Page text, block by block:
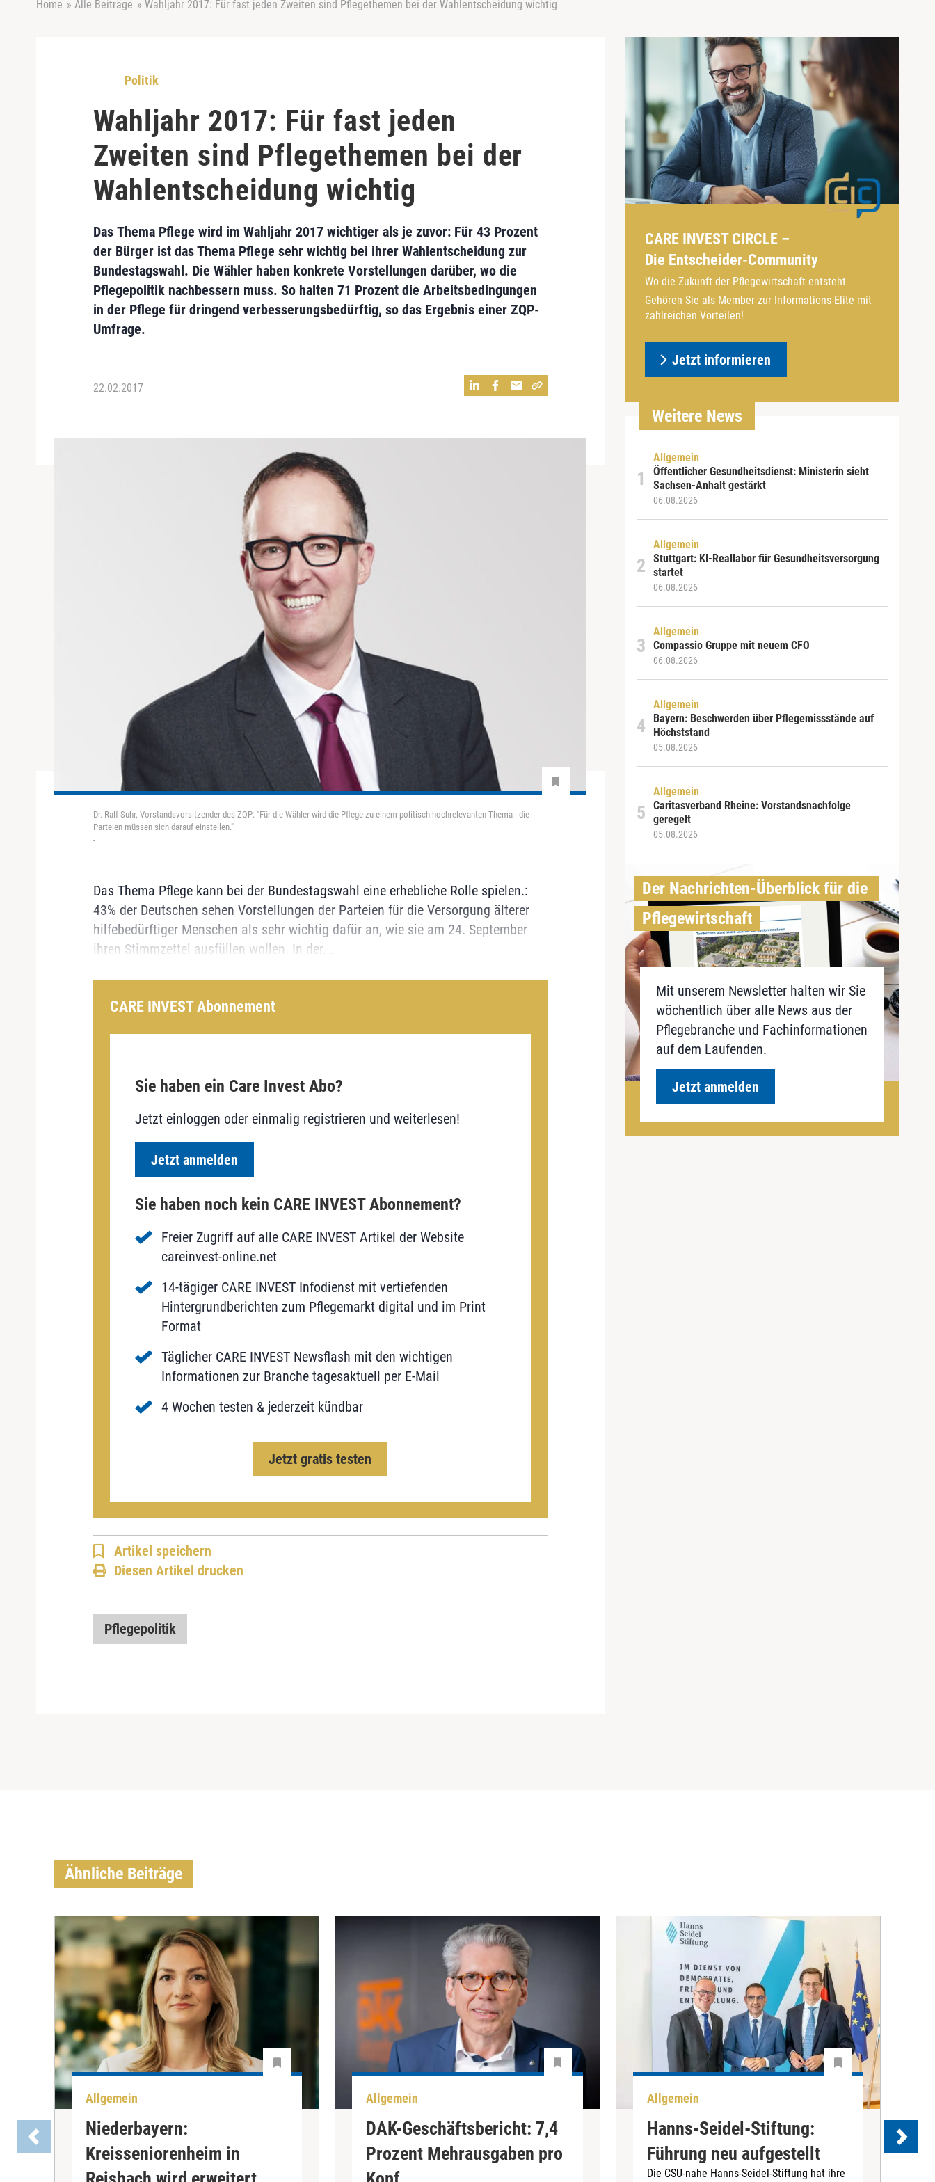
Home » Alle Beiträge » Wahljahr 2017: Für fast jeden Zweiten sind Pflegethemen bei der Wahlentscheidung wichtig
Politik
Wahljahr 2017: Für fast jeden
Zweiten sind Pflegethemen bei der
Wahlentscheidung wichtig
Das Thema Pflege wird im Wahljahr 2017wichtiger als je zuvor: Für 43 Prozent
der Bürger ist das Thema Pflege sehr wichtig bei ihrer Wahlentscheidung zur
Bundestagswahl. Die Wähler haben konkrete Vorstellungen darüber, wo die
Pflegepolitik nachbessern muss. So halten 71 Prozent die Arbeitsbedingungen
in der Pflege für dringend verbesserungsbedürftig, so das Ergebnis einer ZQP-
Umfrage.
22.02.2017
Dr. Ralf Suhr, Vorstandsvorsitzender des ZQP: "Für die Wähler wird die Pflege zu einem politisch hochrelevanten Thema - die
Parteien müssen sich darauf einstellen."
-
Das Thema Pflege kann bei der Bundestagswahl eine erhebliche Rolle spielen.:
43% der Deutschen sehen Vorstellungen der Parteien für die Versorgung älterer
hilfebedürftiger Menschen als sehr wichtig dafür an, wie sie am 24. September
ihren Stimmzettel ausfüllen wollen. In der...
CARE INVEST Abonnement
Sie haben ein Care Invest Abo?
Jetzt einloggen oder einmalig registrieren und weiterlesen!
Jetzt anmelden
Sie haben noch kein CARE INVEST Abonnement?
Freier Zugriff auf alle CARE INVEST Artikel der Website
careinvest-online.net
14-tägiger CARE INVEST Infodienst mit vertiefenden
Hintergrundberichten zum Pflegemarkt digital und im Print
Format
Täglicher CARE INVEST Newsflash mit den wichtigen
Informationen zur Branche tagesaktuell per E-Mail
4 Wochen testen & jederzeit kündbar
Jetzt gratis testen
Artikel speichern
Diesen Artikel drucken
Pflegepolitik
CARE INVEST CIRCLE –
Die Entscheider-Community
Wo die Zukunft der Pflegewirtschaft entsteht
Gehören Sie als Member zur Informations-Elite mit
zahlreichen Vorteilen!
Jetzt informieren
Weitere News
Allgemein
Öffentlicher Gesundheitsdienst: Ministerin sieht
Sachsen-Anhalt gestärkt
06.08.2026
Allgemein
Stuttgart: KI-Reallabor für Gesundheitsversorgung
startet
06.08.2026
Allgemein
Compassio Gruppe mit neuem CFO
06.08.2026
Allgemein
Bayern: Beschwerden über Pflegemissstände auf
Höchststand
05.08.2026
Allgemein
Caritasverband Rheine: Vorstandsnachfolge
geregelt
05.08.2026
Der Nachrichten-Überblick für die
Pflegewirtschaft
Mit unserem Newsletter halten wir Sie
wöchentlich über alle News aus der
Pflegebranche und Fachinformationen
auf dem Laufenden.
Jetzt anmelden
Ähnliche Beiträge
Allgemein
Niederbayern:
Kreisseniorenheim in
Allgemein
DAK-Geschäftsbericht: 7,4
Prozent Mehrausgaben pro
Allgemein
Hanns-Seidel-Stiftung:
Führung neu aufgestellt
Die CSU-nahe Hanns-Seidel-Stiftung hat ihre